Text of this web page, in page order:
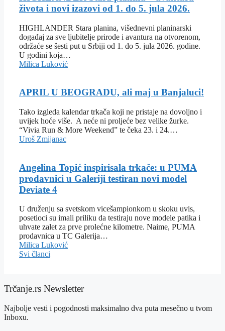
života i novi izazovi od 1. do 5. jula 2026.
HIGHLANDER Stara planina, višednevni planinarski
događaj za sve ljubitelje prirode i avantura na otvorenom,
održaće se šesti put u Srbiji od 1. do 5. jula 2026. godine.
U godini koja…
Milica Luković
APRIL U BEOGRADU, ali maj u Banjaluci!
Tako izgleda kalendar trkača koji ne pristaje na dovoljno i
uvijek hoće više. A neće ni proljeće bez velike žurke.
“Vivia Run & More Weekend” te čeka 23. i 24.…
Uroš Zmijanac
Angelina Topić inspirisala trkače: u PUMA
prodavnici u Galeriji testiran novi model
Deviate 4
U druženju sa svetskom vicešampionkom u skoku uvis,
posetioci su imali priliku da testiraju nove modele patika i
uhvate zalet za prve prolećne kilometre. Naime, PUMA
prodavnica u TC Galerija…
Milica Luković
Svi članci
Trčanje.rs Newsletter
Najbolje vesti i pogodnosti maksimalno dva puta mesečno u tvom
Inboxu.